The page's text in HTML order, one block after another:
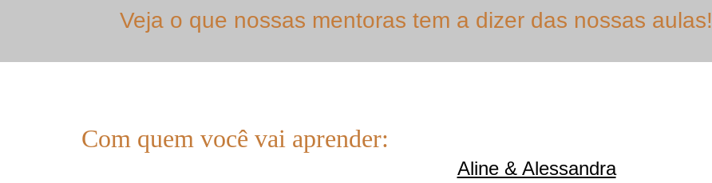
Veja o que nossas mentoras tem a dizer das nossas aulas!
Com quem você vai aprender:
Aline & Alessandra